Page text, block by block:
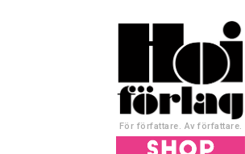
För författare. Av författare.